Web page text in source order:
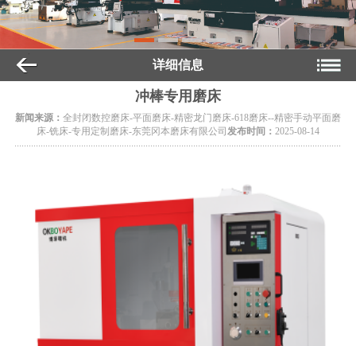
详细信息
冲棒专用磨床
新闻来源： 全封闭数控磨床-平面磨床-精密龙门磨床-618磨床--精密手动平面磨
床-铣床-专用定制磨床-东莞冈本磨床有限公司 发布时间： 2025-08-14